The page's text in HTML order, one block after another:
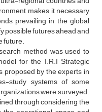
makes it necessary
prevailing in the global
possible futures ahead and
future.
method was used to
for the I.R.I Strategic
proposed by the experts in
study systems of some
were surveyed.
through considering the